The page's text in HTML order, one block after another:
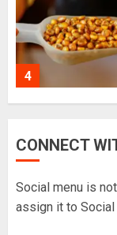
4
CONNECT
Social menu is
assign it to